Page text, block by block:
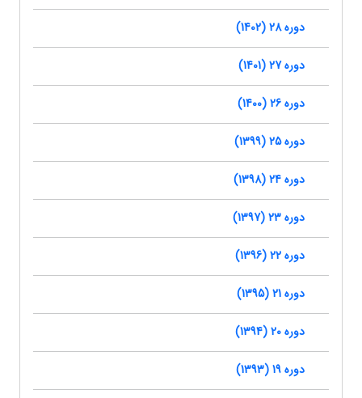
دوره 28 (1402)
دوره 27 (1401)
دوره 26 (1400)
دوره 25 (1399)
دوره 24 (1398)
دوره 23 (1397)
دوره 22 (1396)
دوره 21 (1395)
دوره 20 (1394)
دوره 19 (1393)